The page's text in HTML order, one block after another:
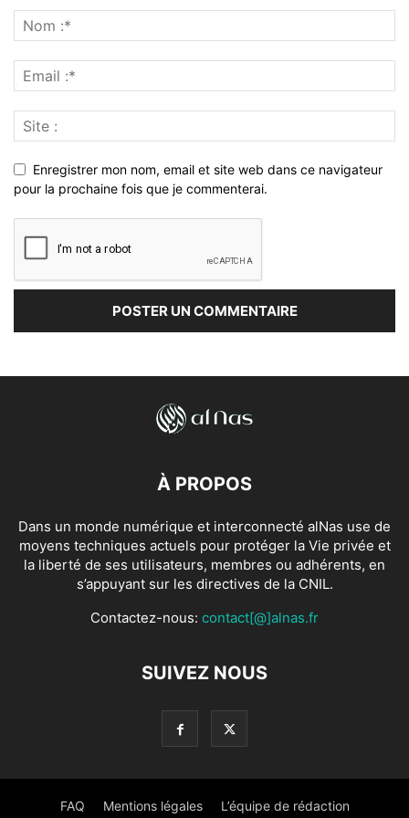
Enregistrer mon nom, email et site web dans ce navigateur
pour la prochaine fois que je commenterai.
À PROPOS
Dans un monde numérique et interconnecté alNas use de
moyens techniques actuels pour protéger la Vie privée et
la liberté de ses utilisateurs, membres ou adhérents, en
s’appuyant sur les directives de la CNIL.
Contactez-nous: contact[@]alnas.fr
SUIVEZ NOUS
FAQ Mentions légales L’équipe de rédaction